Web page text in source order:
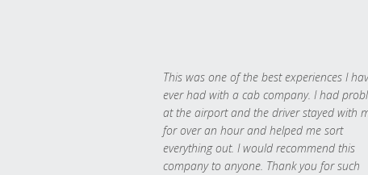
This was one of the best experiences I
ever had with a cab company. I had
at the airport and the driver stayed with
for over an hour and helped me sort
everything out. I would recommend this
company to anyone. Thank you for such